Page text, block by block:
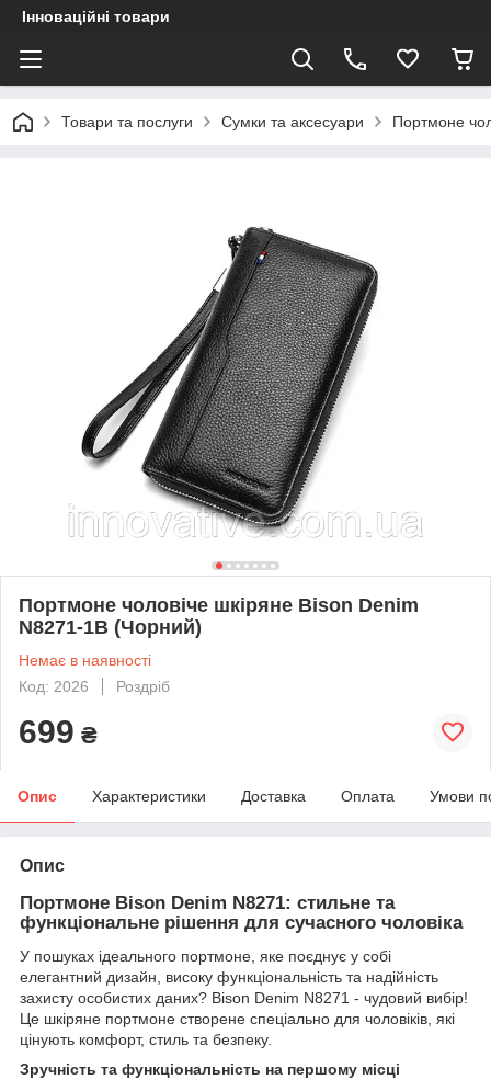
Інноваційні товари
Товари та послуги Сумки та аксесуари Портмоне
Портмоне чоловіче шкіряне Bison Denim
N8271-1B (Чорний)
Немає в наявності
Код: 2026
Роздріб
699 ₴
Опис Характеристики Доставка Оплата Умови
Опис
Портмоне Bison Denim N8271: стильне та
функціональне рішення для сучасного чоловіка
У пошуках ідеального портмоне, яке поєднує у собі
елегантний дизайн, високу функціональність та надійність
захисту особистих даних? Bison Denim N8271 - чудовий вибір!
Це шкіряне портмоне створене спеціально для чоловіків, які
цінують комфорт, стиль та безпеку.
Зручність та функціональність на першому місці